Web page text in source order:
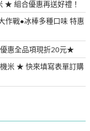
★ 組合優惠再送好禮！
作戰●冰棒多種口味 特惠
惠全品項現折20元★
米 ★ 快來填寫表單訂購